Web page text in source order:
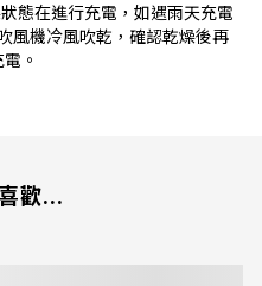
態在進行充電，如遇雨天充電
風機冷風吹乾，確認乾燥後再
。
歡...